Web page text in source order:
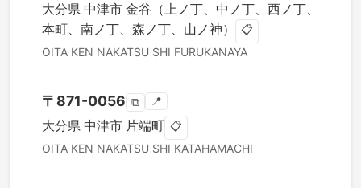
大分県 中津市 金谷（上ノ丁、中ノ丁、西ノ丁、
本町、南ノ丁、森ノ丁、山ノ神）
📋
OITA KEN NAKATSU SHI FURUKANAYA
〒 871-0056 ⧉ 📍
大分県 中津市 片端町 📋
OITA KEN NAKATSU SHI KATAHAMACHI